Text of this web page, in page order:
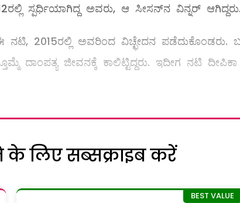
ಸ್ಪರ್ಧಿಯಾಗಿದ್ದ ಅವರು, ಆ ಸೀಸನ್‌ನ ವಿನ್ನರ್ ಆಗಿದ್ದರು.
ನಟಿ, 2015ರಲ್ಲಿ ಅವರಿಂದ ವಿಚ್ಛೇದನ ಪಡೆದುಕೊಂಡರು.
ಜೀವನಕ್ಕೆ ಕಾಲಿಟ್ಟಿದ್ದರು. ಇದೀಗ ನಟಿ ದೀಪಿಕಾ
लिए सब्सक्राइब करें